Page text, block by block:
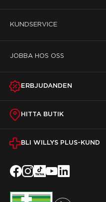
KUNDSERVICE
JOBBA HOS OSS
ERBJUDANDEN
HITTA BUTIK
BLI WILLYS PLUS-KUND